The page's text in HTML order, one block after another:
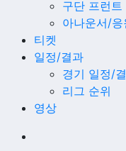
구단 프런트
아나운서/응
티켓
일정/결과
경기 일정/
리그 순위
영상